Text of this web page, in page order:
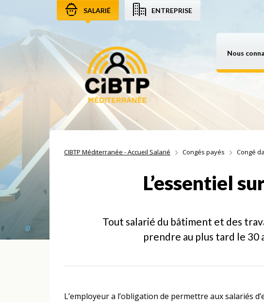
Aller au contenu
Aller à la recherche
Aller à la navigation
SALARIÉ ENTREPRISE
Nous
CIBTP Méditerranée - Accueil Salarié Congés payés Congé
L’essentiel
Tout salarié du bâtiment et des
prendre au plus tard le 30
L’employeur a l’obligation de permettre aux salariés